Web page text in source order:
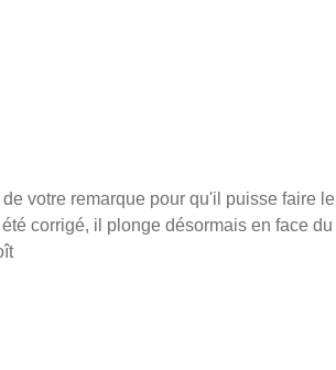
votre remarque pour qu'il puisse faire le
corrigé, il plonge désormais en face du